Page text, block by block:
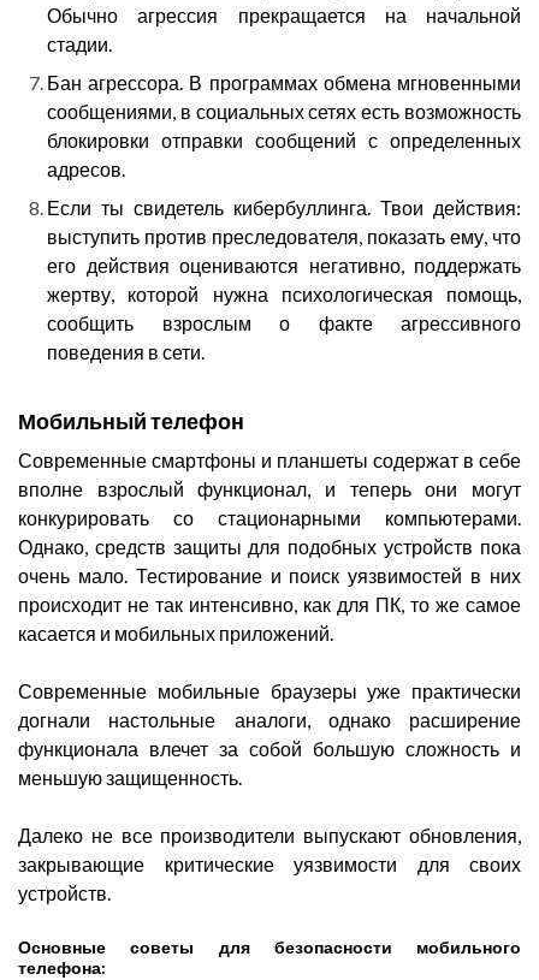
Обычно агрессия прекращается на начальной
стадии.
Бан агрессора. В программах обмена мгновенными
сообщениями, в социальных сетях есть возможность
блокировки отправки сообщений с определенных
адресов.
Если ты свидетель кибербуллинга. Твои действия:
выступить против преследователя, показать ему, что
его действия оцениваются негативно, поддержать
жертву, которой нужна психологическая помощь,
сообщить взрослым о факте агрессивного
поведения в сети.
Мобильный телефон
Современные смартфоны и планшеты содержат в себе
вполне взрослый функционал, и теперь они могут
конкурировать со стационарными компьютерами.
Однако, средств защиты для подобных устройств пока
очень мало. Тестирование и поиск уязвимостей в них
происходит не так интенсивно, как для ПК, то же самое
касается и мобильных приложений.
Современные мобильные браузеры уже практически
догнали настольные аналоги, однако расширение
функционала влечет за собой большую сложность и
меньшую защищенность.
Далеко не все производители выпускают обновления,
закрывающие критические уязвимости для своих
устройств.
Основные советы для безопасности мобильного
телефона: